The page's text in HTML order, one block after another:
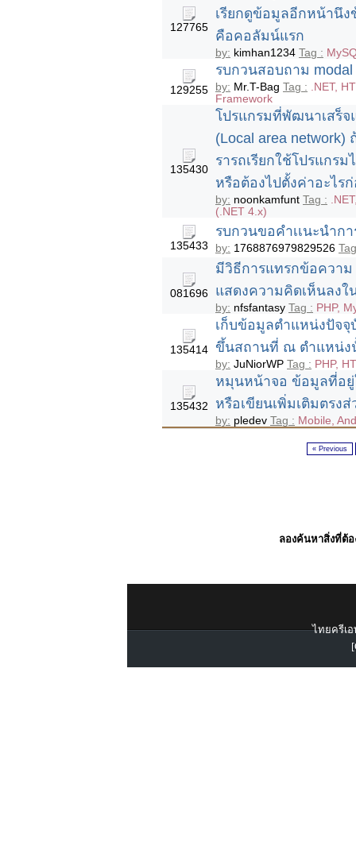
127765
เรียกดูข้อมูลอีกหน้านึ
คือคอลัมน์แรก
by: kimhan1234 Tag :
129255
รบกวนสอบถาม
by: Mr.T-Bag Tag : .NET,
Framework
135430
โปรแกรมที่พัฒนาเสร็จ
(Local area network)
รารถเรียกใช้โปรแกร
หรือต้องไปตั้งค่าอะไร
by: noonkamfunt Tag :
(.NET 4.x)
135433
รบกวนขอคำเเนะนำก
by: 1768876979829526
081696
มีวิธีการแทรกข้อความ
แสดงความคิดเห็นลงใ
by: nfsfantasy Tag : PHP,
135414
เก็บข้อมูลตำแหน่งปัจจุ
ขึ้นสถานที่ ณ ตำแหน่ง
by: JuNiorWP Tag : PHP,
135432
หมุนหน้าจอ ข้อมูลที่อยู่
หรือเขียนเพิ่มเติมตรง
by: pledev Tag : Mobile,
« Previous
ลองค้นหาสิ่งที่ต้อ
ไทยครีเอ
[